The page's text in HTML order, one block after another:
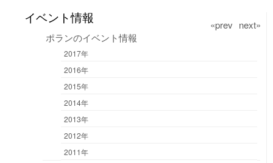
next»
«prev
イベント情報
ポランのイベント情報
2017年
2016年
2015年
2014年
2013年
2012年
2011年